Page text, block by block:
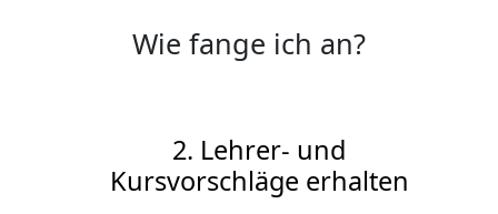
Wie fange ich an?
2. Lehrer- und
Kursvorschläge erhalten